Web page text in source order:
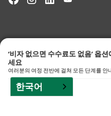
호주 이민 전문 변호사 © 2026 -
'파트너'라는 용어
당사는 2001년 법인법(Corporations Act
무소 소속 변호사가 ‘파트너(Partner)’라는 칭
‘비자 없으면 수수료도 없음’ 옵
세요
여러분의 여정 전반에 걸쳐 모든 단계를 안
한국어